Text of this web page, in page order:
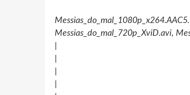
Messias_do_mal_720p_XviD.avi,